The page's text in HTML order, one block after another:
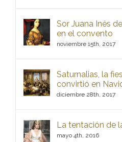
Sor Juana Inés
en el convento
noviembre 15th, 2017
Saturnalias, la
convirtió en
diciembre 28th, 2017
La tentación de
mayo 4th, 2016